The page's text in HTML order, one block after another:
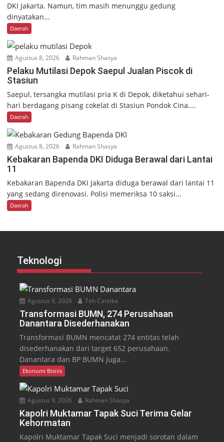
DKI Jakarta. Namun, tim masih menunggu gedung
dinyatakan...
Daerah
Agustus 8, 2026 Rahman Shasya
Pelaku Mutilasi Depok Saepul Jualan Piscok di
Stasiun
Saepul, tersangka mutilasi pria K di Depok, diketahui sehari-
hari berdagang pisang cokelat di Stasiun Pondok Cina....
Daerah
Agustus 8, 2026 Rahman Shasya
Kebakaran Bapenda DKI Diduga Berawal dari Lantai
11
Kebakaran Bapenda DKI Jakarta diduga berawal dari lantai 11
yang sedang direnovasi. Polisi memeriksa 10 saksi...
Daerah
Teknologi
Agustus 9, 2026 Teh Cantika
Transformasi BUMN, 274 Perusahaan
Danantara Disederhanakan
Transformasi BUMN mencatat 274 entitas telah
disederhanakan dari target 652 perusahaan.
Danantara dan BP BUMN juga...
Ekonomi Bisnis
Agustus 9, 2026 Rahman Shasya
Kapolri Muktamar Tapak Suci Terima Gelar
Kehormatan
Kapolri Muktamar Tapak Suci menjadi sorotan dalam